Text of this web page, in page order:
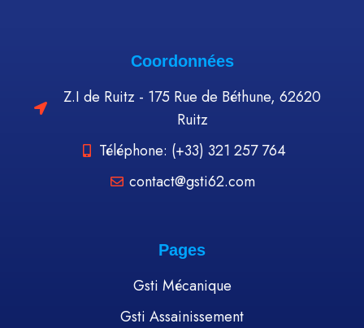
Coordonnées
Z.I de Ruitz - 175 Rue de Béthune, 62620
Ruitz
Téléphone: (+33) 321 257 764
contact@gsti62.com
Pages
Gsti Mécanique
Gsti Assainissement